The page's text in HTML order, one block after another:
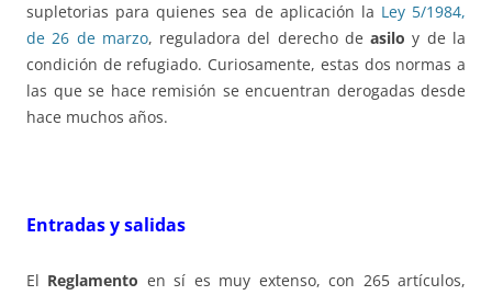
supletorias para quienes sea de aplicación la Ley 5/1984,
de 26 de marzo, reguladora del derecho deasilo y de la
condición de refugiado. Curiosamente, estas dos normas a
las que se hace remisión se encuentran derogadas desde
hace muchos años.
Entradas y salidas
El Reglamento en sí es muy extenso, con 265 artículos,